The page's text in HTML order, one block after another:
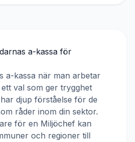
a-kassa för
a-kassa när man arbetar
val som ger trygghet
djup förståelse för de
råder inom din sektor.
för en Miljöchef kan
och regioner till